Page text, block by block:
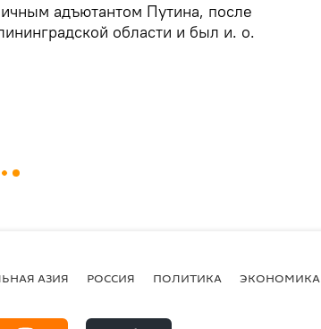
адъютантом Путина, после
области и был и. о.
АЗИЯ РОССИЯ ПОЛИТИКА ЭКОНОМИКА